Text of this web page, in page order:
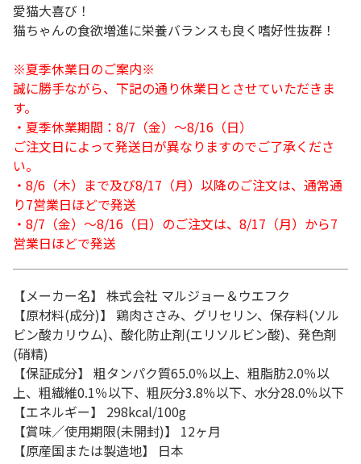
愛猫大喜び！
猫ちゃんの食欲増進に栄養バランスも良く嗜好性抜群！
※夏季休業日のご案内※
誠に勝手ながら、下記の通り休業日とさせていただきま
す。
・夏季休業期間：8/7（金）～8/16（日）
ご注文日によって発送日が異なりますのでご了承くださ
い。
・8/6（木）まで及び8/17（月）以降のご注文は、通常通
り7営業日ほどで発送
・8/7（金）～8/16（日）のご注文は、8/17（月）から7
営業日ほどで発送
【メーカー名】 株式会社 マルジョー＆ウエフク
【原材料(成分)】 鶏肉ささみ、グリセリン、保存料(ソル
ビン酸カリウム)、酸化防止剤(エリソルビン酸)、発色剤
(硝精)
【保証成分】 粗タンパク質65.0％以上、粗脂肪2.0％以
上、粗繊維0.1％以下、粗灰分3.8％以下、水分28.0％以下
【エネルギー】 298kcal/100g
【賞味／使用期限(未開封)】 12ヶ月
【原産国または製造地】 日本